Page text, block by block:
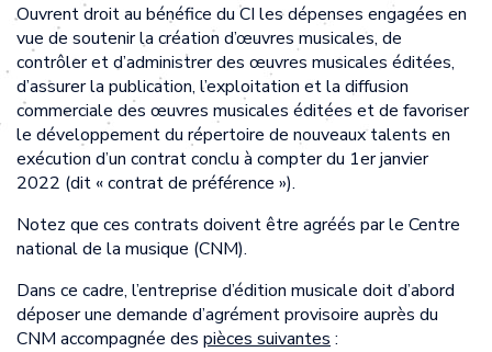
Ouvrent droit au bénéfice du CI les dépenses engagées en
vue de soutenir la création d’œuvres musicales, de
contrôler et d’administrer des œuvres musicales éditées,
d’assurer la publication, l’exploitation et la diffusion
commerciale des œuvres musicales éditées et de favoriser
le développement du répertoire de nouveaux talents en
exécution d’un contrat conclu à compter du 1er janvier
2022 (dit « contrat de préférence »).
Notez que ces contrats doivent être agréés par le Centre
national de la musique (CNM).
Dans ce cadre, l’entreprise d’édition musicale doit d’abord
déposer une demande d’agrément provisoire auprès du
CNM accompagnée des pièces suivantes :